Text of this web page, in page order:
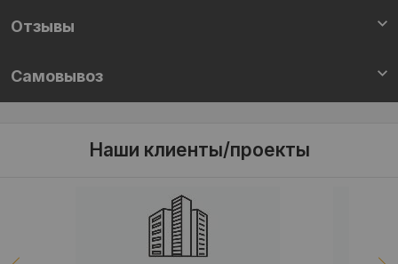
Отзывы
Самовывоз
Наши клиенты/проекты